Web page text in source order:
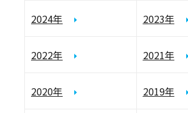
2024年 2023年
2022年 2021年
2020年 2019年